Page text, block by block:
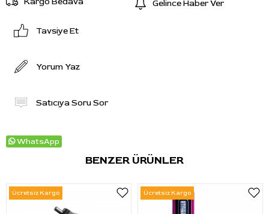
Gelince Haber Ver
Tavsiye Et
Yorum Yaz
Satıcıya Soru Sor
WhatsApp
BENZER ÜRÜNLER
Ücretsiz Kargo Ücretsiz Kargo